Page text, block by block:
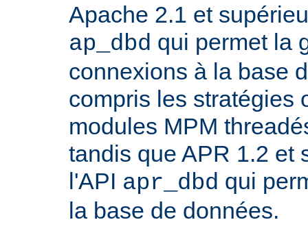
Apache 2.1 et
ap_dbd qui permet la
connexions à la base
compris les stratégies
modules MPM
tandis que APR 1.2 et
l'API apr_dbd qui
la base de données.